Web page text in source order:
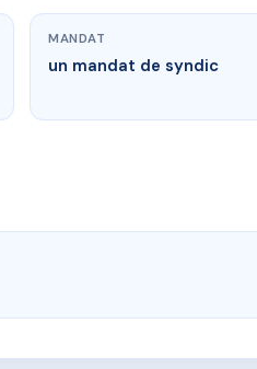
MANDAT
un mandat de syndic